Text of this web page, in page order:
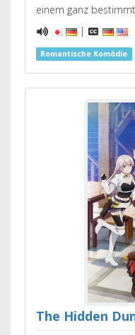
einem ganz
|
Romantische Komödie
The Hidden